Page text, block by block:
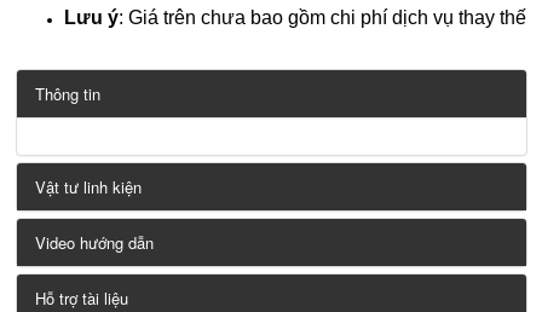
Lưu ý: Giá trên chưa bao gồm chi phí dịch vụ thay thế
Thông tin
Vật tư linh kiện
Video hướng dẫn
Hỗ trợ tài liệu